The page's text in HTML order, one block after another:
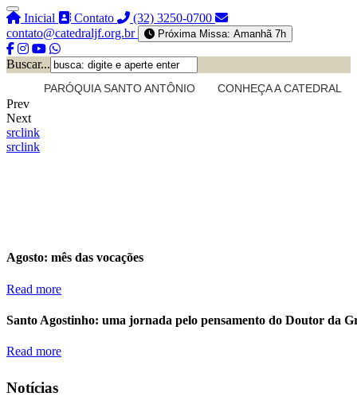
Inicial Contato
(32) 3250-0700
contato@catedraljf.org.br
Próxima Missa: Amanhã 7h
Buscar...
PARÓQUIA SANTO ANTÔNIO CONHEÇA A CATEDRAL
Prev
Next
srclink
srclink
Agosto: mês das vocações
Read more
Santo Agostinho: uma jornada pelo pensamento do Doutor da
Read more
Notícias